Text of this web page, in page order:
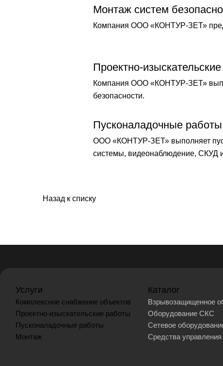
Монтаж систем
Компания ООО «КОНТУР-ЗЕТ»
Проектно-
Компания ООО «КОНТУР-ЗЕТ»
безопасности.
Пусконаладочные
ООО «КОНТУР-ЗЕТ» выполняет
системы, видеонаблюдение, СКУД
Назад к списку
Услуги
Комплексное снабжение объектов
Проектно-изыскательские работы
Пусконаладочные работы
Монтаж
Каталог
Взрывозащищенное
Оборудование СКС
Сетевое
Средства